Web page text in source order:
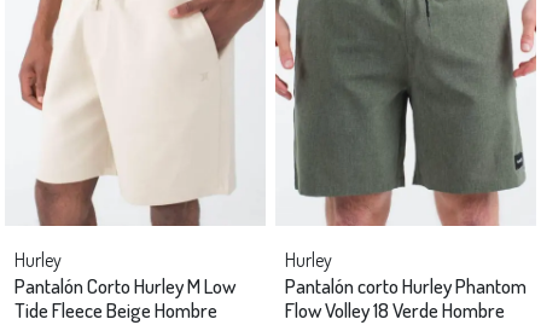
Hurley
Pantalón Corto Hurley M Low
Tide Fleece Beige Hombre
Hurley
Pantalón corto Hurley Phantom
Flow Volley 18 Verde Hombre